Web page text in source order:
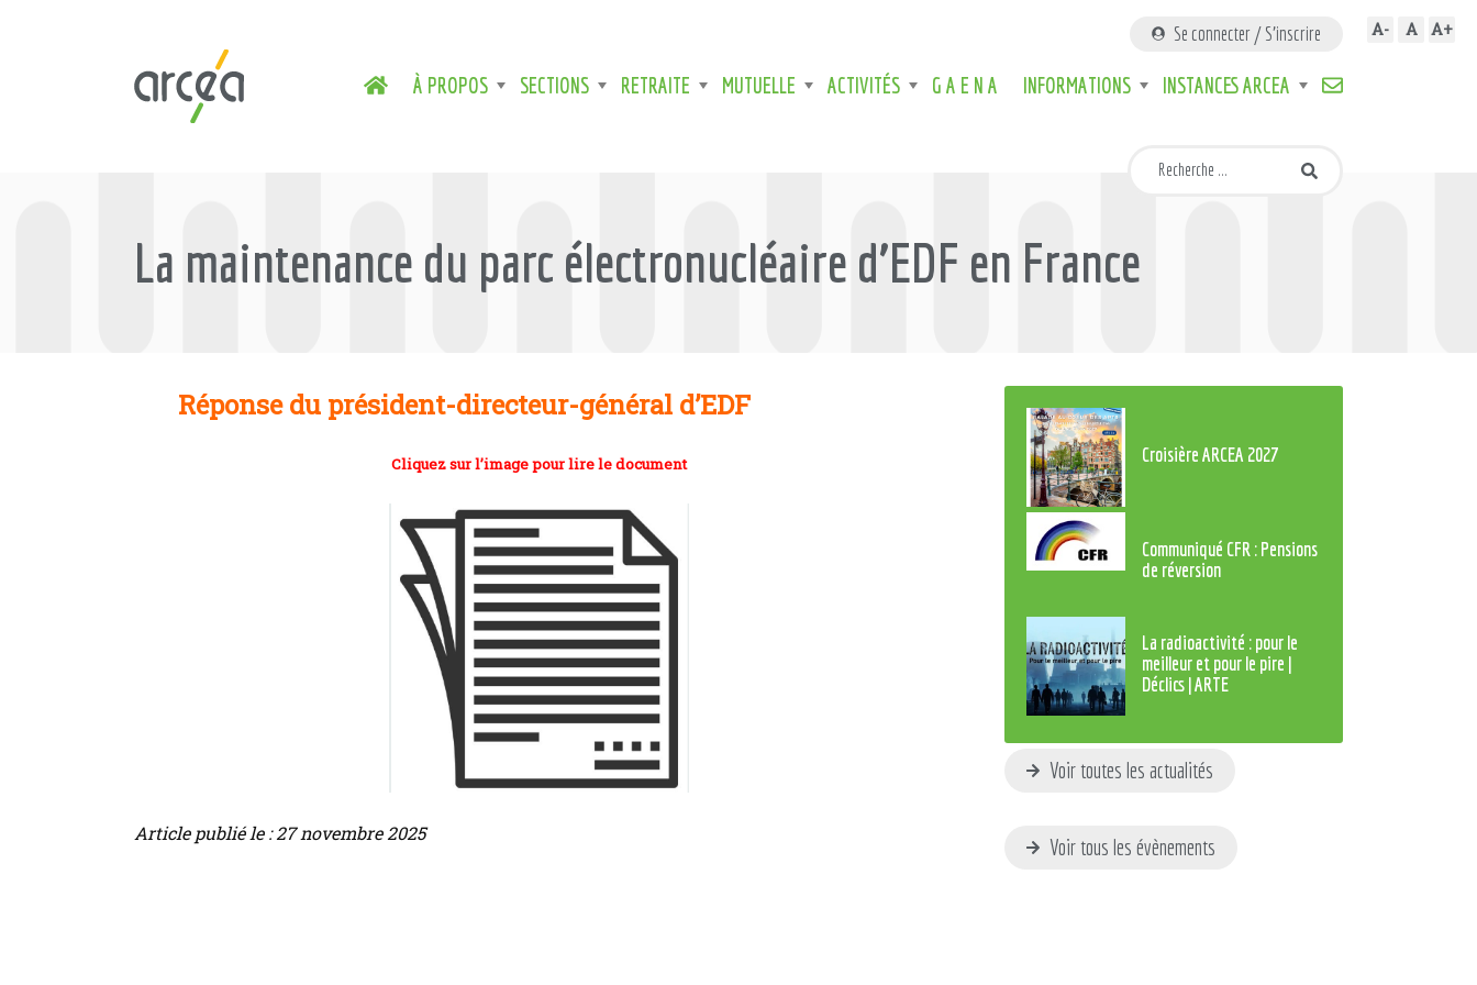
À PROPOS SECTIONS RETRAITE MUTUELLE ACTIVITÉS G A E N A INFORMATIONS INSTANCES ARCEA
Se connecter / S'inscrire A- A A+
La maintenance du parc électronucléaire d’EDF en France
Réponse du président-directeur-général d’EDF
Cliquez sur l’image pour lire le document
Article publié le : 27 novembre 2025
Croisière ARCEA 2027
Communiqué CFR : Pensions
de réversion
La radioactivité : pour le
meilleur et pour le pire |
Déclics | ARTE
Voir toutes les actualités
Voir tous les évènements